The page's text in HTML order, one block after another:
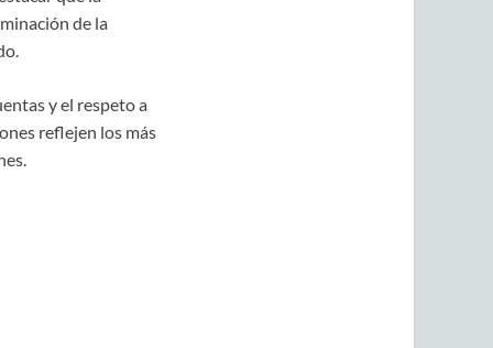
de la
y el respeto a
reflejen los más